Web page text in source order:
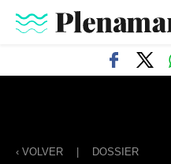
‹ VOLVER DOSSIER